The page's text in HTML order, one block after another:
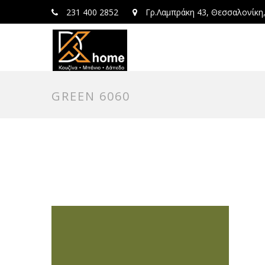
231 400 2852 Γρ.Λαμπράκη 43,
GREEN 6060